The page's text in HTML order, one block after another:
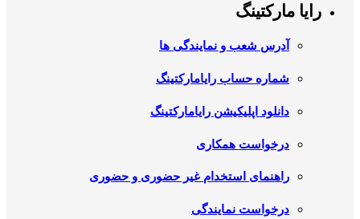
رایا مارکتینگ
آدرس شعب و نمایندگی ها
شماره حساب رایامارکتینگ
دانلود اپلیکیشن رایامارکتینگ
درخواست همکاری
راهنمای استخدام غیر حضوری و حضوری
درخواست نمایندگی